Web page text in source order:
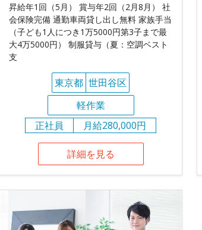
昇給年1回（5月） 賞与年2回（2月8月） 社
会保険完備 通勤車両貸し出し無料 家族手当
（子ども1人につき1万5000円第3子まで最
大4万5000円） 制服貸与（夏：空調ベスト
支
東京都 世田谷区
軽作業
正社員
月給280,000円
詳細を見る